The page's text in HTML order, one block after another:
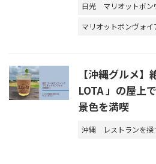
日光
マリオットボン
マリオットボンヴォイ
【沖縄グルメ
LOTA 」の屋上
景色を満喫
沖縄 レストランを探